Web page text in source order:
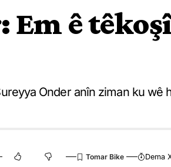
Em ê
Onder anîn ziman ku wê
Dema